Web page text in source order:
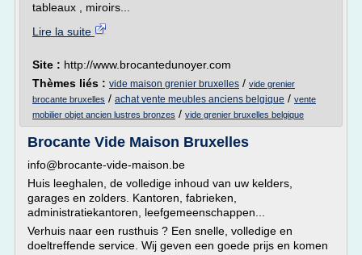
tableaux , miroirs...
Lire la suite
Site : http://www.brocantedunoyer.com
Thèmes liés : vide maison grenier bruxelles / vide grenier
brocante bruxelles / achat vente meubles anciens belgique / vente
mobilier objet ancien lustres bronzes / vide grenier bruxelles belgique
Brocante Vide Maison Bruxelles
info@brocante-vide-maison.be
Huis leeghalen, de volledige inhoud van uw kelders,
garages en zolders. Kantoren, fabrieken,
administratiekantoren, leefgemeenschappen...
Verhuis naar een rusthuis ? Een snelle, volledige en
doeltreffende service. Wij geven een goede prijs en komen